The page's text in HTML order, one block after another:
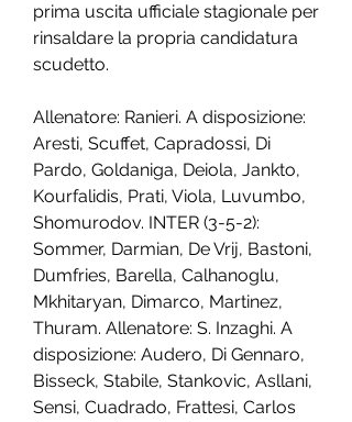
prima uscita ufficiale stagionale per
rinsaldare la propria candidatura
scudetto.
Allenatore: Ranieri. A disposizione:
Aresti, Scuffet, Capradossi, Di
Pardo, Goldaniga, Deiola, Jankto,
Kourfalidis, Prati, Viola, Luvumbo,
Shomurodov. INTER (3-5-2):
Sommer, Darmian, De Vrij, Bastoni,
Dumfries, Barella, Calhanoglu,
Mkhitaryan, Dimarco, Martinez,
Thuram. Allenatore: S. Inzaghi. A
disposizione: Audero, Di Gennaro,
Bisseck, Stabile, Stankovic, Asllani,
Sensi, Cuadrado, Frattesi, Carlos